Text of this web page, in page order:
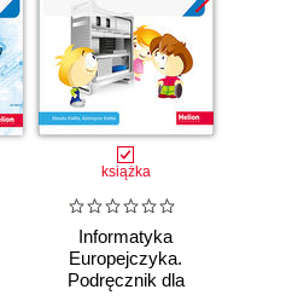
książka
Informatyka
Europejczyka.
Podręcznik dla